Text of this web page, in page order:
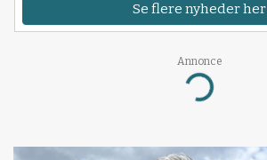
Se flere nyheder her
Annonce
Loading...